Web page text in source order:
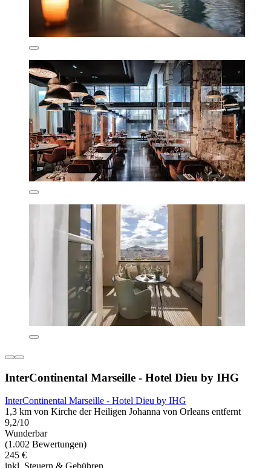
InterContinental Marseille - Hotel Dieu by IHG
InterContinental Marseille - Hotel Dieu by IHG
1,3 km von Kirche der Heiligen Johanna von Orleans entfernt
9,2/10
Wunderbar
(1.002 Bewertungen)
245 €